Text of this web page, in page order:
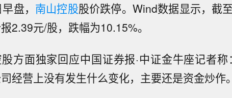
盘， 南山控股股价跌停。Wind数据显示，截
2.39元/股，跌幅为10.15%。
方面独家回应中国证券报·中证金牛座记者
经营上没有发生什么变化，主要还是资金炒作